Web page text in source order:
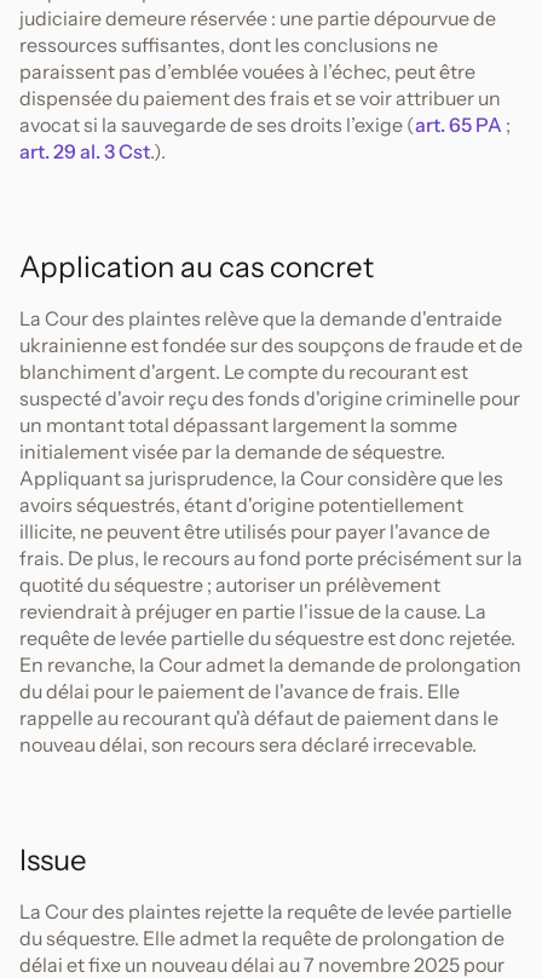
judiciaire demeure réservée : une partie dépourvue de
ressources suffisantes, dont les conclusions ne
paraissent pas d’emblée vouées à l’échec, peut être
dispensée du paiement des frais et se voir attribuer un
avocat si la sauvegarde de ses droits l’exige (art. 65 PA ;
art. 29 al. 3 Cst.).
Application au cas concret
La Cour des plaintes relève que la demande d'entraide
ukrainienne est fondée sur des soupçons de fraude et de
blanchiment d'argent. Le compte du recourant est
suspecté d'avoir reçu des fonds d'origine criminelle pour
un montant total dépassant largement la somme
initialement visée par la demande de séquestre.
Appliquant sa jurisprudence, la Cour considère que les
avoirs séquestrés, étant d'origine potentiellement
illicite, ne peuvent être utilisés pour payer l'avance de
frais. De plus, le recours au fond porte précisément sur la
quotité du séquestre ; autoriser un prélèvement
reviendrait à préjuger en partie l'issue de la cause. La
requête de levée partielle du séquestre est donc rejetée.
En revanche, la Cour admet la demande de prolongation
du délai pour le paiement de l'avance de frais. Elle
rappelle au recourant qu'à défaut de paiement dans le
nouveau délai, son recours sera déclaré irrecevable.
Issue
La Cour des plaintes rejette la requête de levée partielle
du séquestre. Elle admet la requête de prolongation de
délai et fixe un nouveau délai au 7 novembre 2025 pour